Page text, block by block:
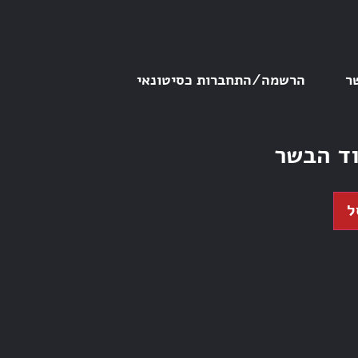
הרשמה/התחברות כסיטונאי
הבשר